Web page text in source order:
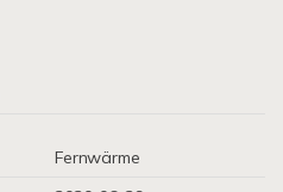
Fernwärme